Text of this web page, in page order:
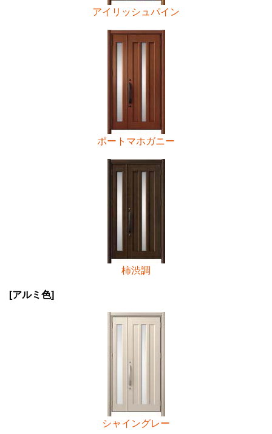
アイリッシュパイン
ポートマホガニー
柿渋調
[アルミ色]
シャイングレー